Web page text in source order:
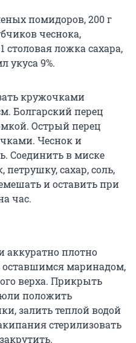
помидоров, 200 г
чеснока,
столовая ложка сахара,
укуса 9%.
кружочками
Болгарский перец
Острый перец
Чеснок и
Соединить в миске
сахар, соль,
и оставить при
час.
аккуратно плотно
маринадом,
верха. Прикрыть
положить
залить теплой водой
стерилизовать